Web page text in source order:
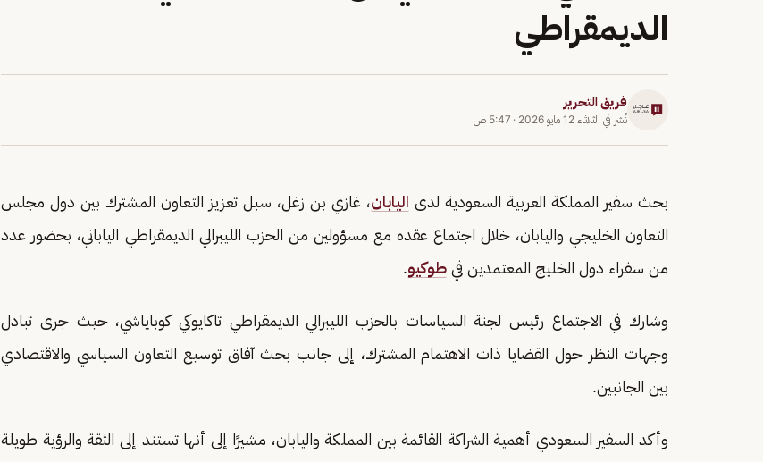
الديمقراطي
فريق التحرير
نُشر في الثلاثاء 12 مايو 2026 · 5:47 ص
بحث سفير المملكة العربية السعودية لدى اليابان، غازي بن زغل، سبل تعزيز التعاون المشترك بين دول مجلس
التعاون الخليجي واليابان، خلال اجتماع عقده مع مسؤولين من الحزب الليبرالي الديمقراطي الياباني، بحضور عدد
من سفراء دول الخليج المعتمدين في طوكيو.
وشارك في الاجتماع رئيس لجنة السياسات بالحزب الليبرالي الديمقراطي تاكايوكي كوباياشي، حيث جرى تبادل
وجهات النظر حول القضايا ذات الاهتمام المشترك، إلى جانب بحث آفاق توسيع التعاون السياسي والاقتصادي
بين الجانبين.
وأكد السفير السعودي أهمية الشراكة القائمة بين المملكة واليابان، مشيرًا إلى أنها تستند إلى الثقة والرؤية طويلة